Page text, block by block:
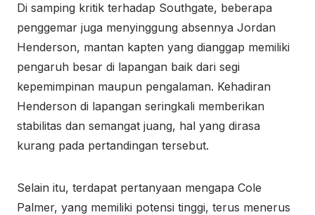
Di samping kritik terhadap Southgate, beberapa
penggemar juga menyinggung absennya Jordan
Henderson, mantan kapten yang dianggap memiliki
pengaruh besar di lapangan baik dari segi
kepemimpinan maupun pengalaman. Kehadiran
Henderson di lapangan seringkali memberikan
stabilitas dan semangat juang, hal yang dirasa
kurang pada pertandingan tersebut.
Selain itu, terdapat pertanyaan mengapa Cole
Palmer, yang memiliki potensi tinggi, terus menerus